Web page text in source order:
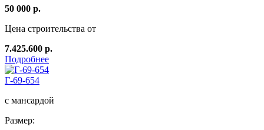
50 000 р.
Цена строительства от
7.425.600 р.
Подробнее
Г-69-654
с мансардой
Размер: